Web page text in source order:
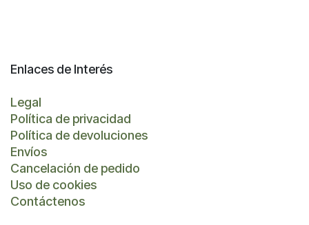
Enlaces de Interés
Legal
Política de privacidad
Política de devoluciones
Envíos
Cancelación de pedido
Uso de cookies
Contáctenos